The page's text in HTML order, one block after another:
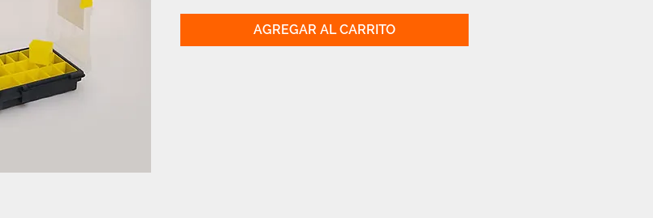
AGREGAR AL CARRITO